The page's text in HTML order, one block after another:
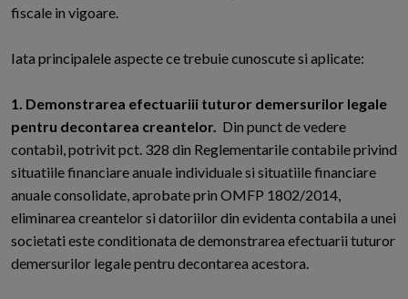
fiscale in vigoare.
Iata principalele aspecte ce trebuie cunoscute si aplicate:
1. Demonstrarea efectuariii tuturor demersurilor legale
pentru decontarea creantelor. Din punct de vedere
contabil, potrivit pct. 328 din Reglementarile contabile privind
situatiile financiare anuale individuale si situatiile financiare
anuale consolidate, aprobate prin OMFP 1802/2014,
eliminarea creantelor si datoriilor din evidenta contabila a unei
societati este conditionata de demonstrarea efectuarii tuturor
demersurilor legale pentru decontarea acestora.